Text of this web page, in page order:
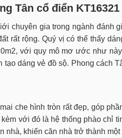
Tân cổ điển KT16321
chuyên gia trong ngành đánh
rất rộng. Quý vị có thể thấy
với quy mô mơ ước như
dáng vẻ đồ sộ. Phong
che hình tròn rất đẹp, góp
với đó là hệ thống phào
khiến căn nhà trở thành